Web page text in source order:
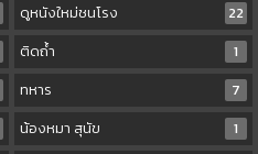
ดูหนังใหม่ชนโรง
22
ติดถ้ำ
1
ทหาร
7
น้องหมา สุนัข
1